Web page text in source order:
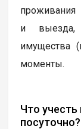
и выезда,
имущества
моменты.
Что учесть
посуточно?